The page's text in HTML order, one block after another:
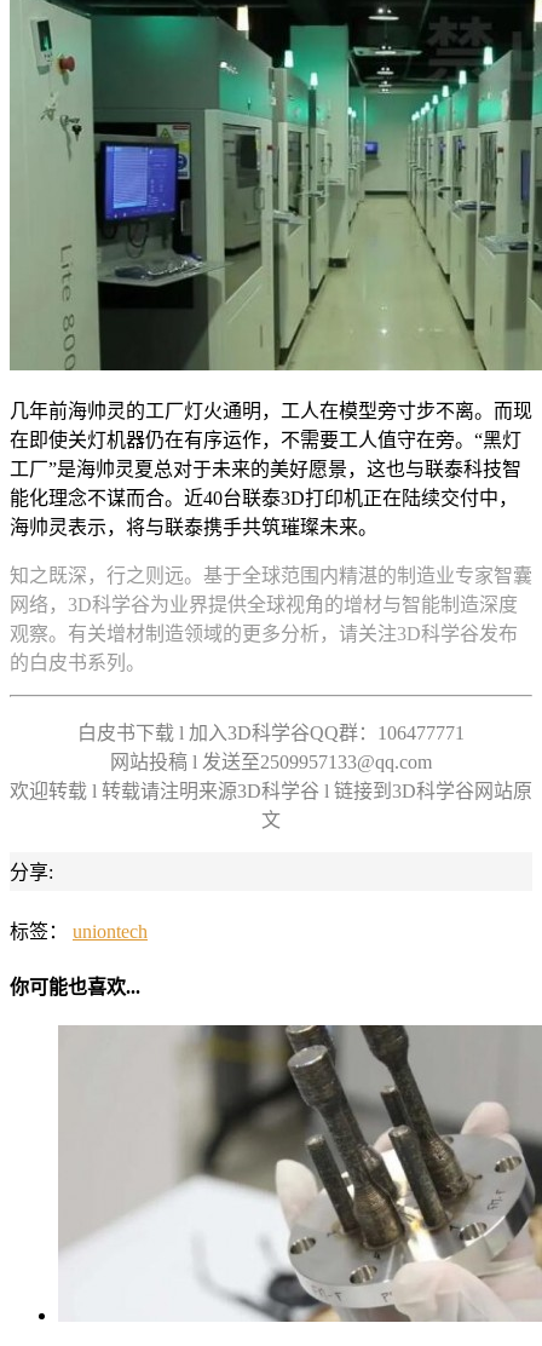
几年前海帅灵的工厂灯火通明，工人在模型旁寸步不离。而现
在即使关灯机器仍在有序运作，不需要工人值守在旁。“黑灯
工厂”是海帅灵夏总对于未来的美好愿景，这也与联泰科技智
能化理念不谋而合。近40台联泰3D打印机正在陆续交付中，
海帅灵表示，将与联泰携手共筑璀璨未来。
知之既深，行之则远。基于全球范围内精湛的制造业专家智囊
网络，3D科学谷为业界提供全球视角的增材与智能制造深度
观察。有关增材制造领域的更多分析，请关注3D科学谷发布
的白皮书系列。
白皮书下载 l 加入3D科学谷QQ群：106477771
网站投稿 l 发送至2509957133@qq.com
欢迎转载 l 转载请注明来源3D科学谷 l 链接到3D科学谷网站原
文
分享:
标签： uniontech
你可能也喜欢...